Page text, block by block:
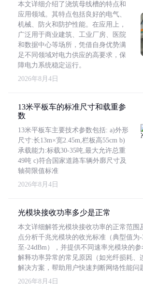
本文详细介绍了浇筑母线槽的特点和
应用领域。其特点包括良好的电气、
机械、防火和防护性能。在应用上，
广泛用于商业建筑、工业厂房、医院
和数据中心等场所，凭借自身优势满
足不同领域对电力供应的高要求，保
障电力系统稳定运行。
2026年8月4日
13米平板车的标准尺寸和载重参
数
13米平板车主要技术参数包括: a)外形
尺寸:长13m×宽2.45m,栏板高55cm b)
承载能力:标载30-35吨,最大允许总重
49吨 c)符合国家道路车辆外廓尺寸及
轴荷限值标准
2026年8月4日
光模块接收功率多少是正常
本文详细解答光模块接收功率的正常范围
点分析千兆光模块的收光标准（典型值为-
至-24dBm），并提供不同速率光模块的
解释功率异常的常见原因（如光纤损耗、
解决方案，帮助用户快速判断网络性能问
2026年8月4日